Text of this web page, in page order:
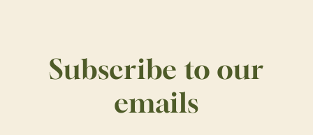
Subscribe to our
emails